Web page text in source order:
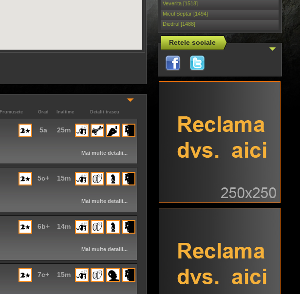
Veverita [1518]
Micul Septar [1494]
Diedrul [1488]
Retele sociale
Detalii traseu
Inaltime
Grad
Frumusete
25m
5a
Mai multe detalii...
15m
5c+
Mai multe detalii...
14m
6b+
Mai multe detalii...
15m
7c+